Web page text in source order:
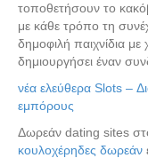
τοποθετήσουν το
με κάθε τρόπο τη
δημοφιλή παιχνίδια
δημιουργήσει έναν
νέα ελεύθερα Slots –
εμπόρους
Δωρεάν dating sites
κουλοχέρηδες δωρεάν